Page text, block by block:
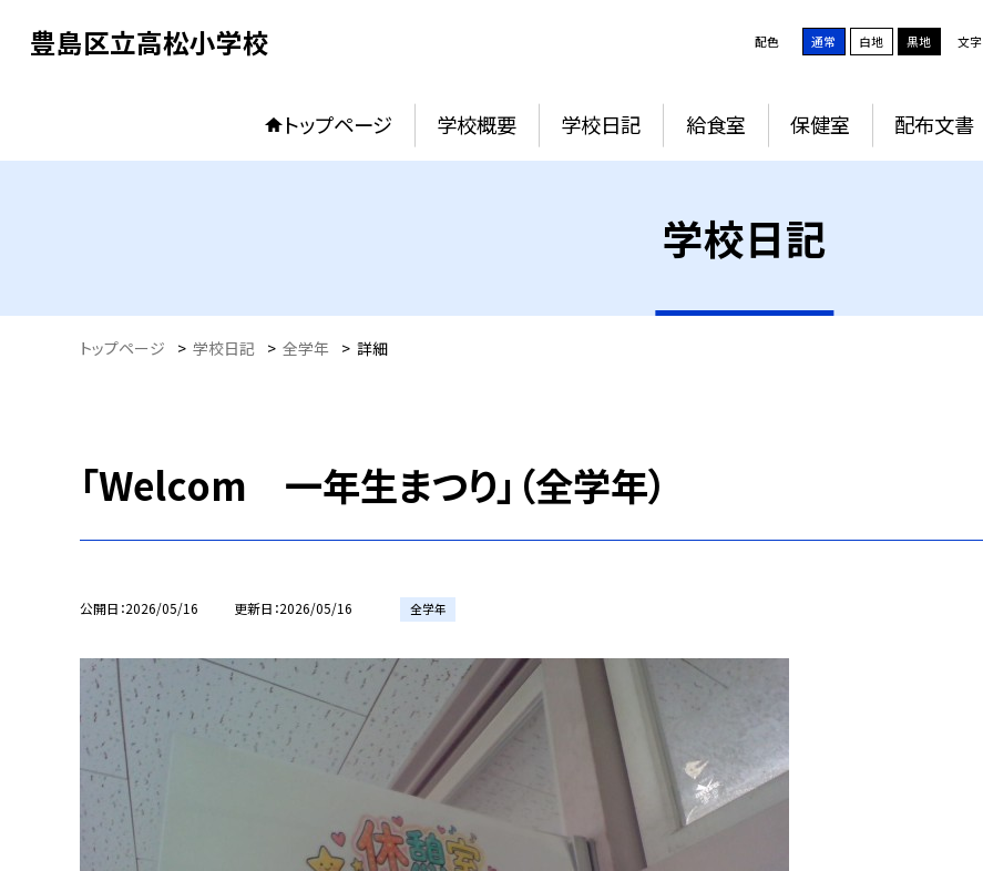
豊島区立高松小学校 配色 通常 白地 黒地 文字
トップページ 学校概要 学校日記 給食室 保健室 配布文書
学校日記
トップページ > 学校日記 > 全学年 > 詳細
「Welcom 一年生まつり」（全学年）
公開日 2026/05/16 更新日 2026/05/16 全学年